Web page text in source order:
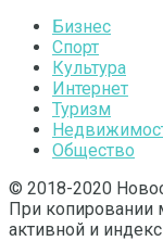
Бизнес
Спорт
Культура
Интернет
Туризм
Общество
© 2018-2020
При копировании
активной и